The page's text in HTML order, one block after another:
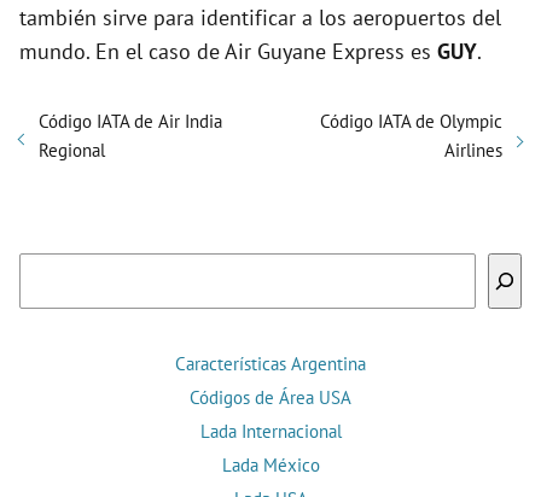
también sirve para identificar a los aeropuertos del
mundo. En el caso de Air Guyane Express es GUY.
Código IATA de Air India
Regional
Código IATA de Olympic
Airlines
Características Argentina
Códigos de Área USA
Lada Internacional
Lada México